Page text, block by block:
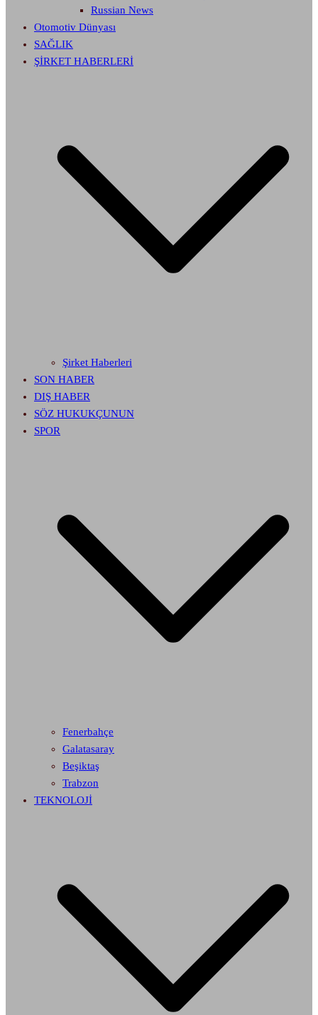
Russian News
Otomotiv Dünyası
SAĞLIK
ŞİRKET HABERLERİ
Şirket Haberleri
SON HABER
DIŞ HABER
SÖZ HUKUKÇUNUN
SPOR
Fenerbahçe
Galatasaray
Beşiktaş
Trabzon
TEKNOLOJİ